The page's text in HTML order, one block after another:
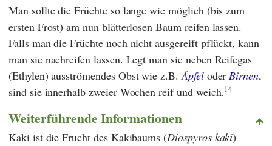
Man sollte die Früchte so lange wie möglich (bis zum
ersten Frost) am nun blätterlosen Baum reifen lassen.
Falls man die Früchte noch nicht ausgereift pflückt, kann
man sie nachreifen lassen. Legt man sie neben Reifegas
(Ethylen) ausströmendes Obst wie z.B. Äpfeloder Birnen,
sind sie innerhalb zweier Wochen reif und weich.14
Weiterführende Informationen
Kaki ist die Frucht des Kakibaums (Diospyros kaki)